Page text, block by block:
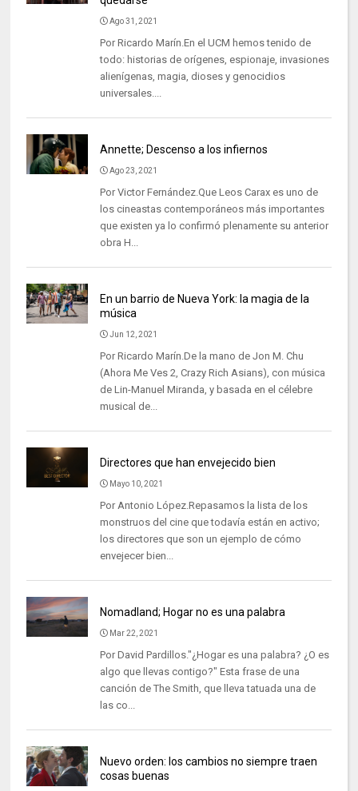
Ago 31, 2021
Por Ricardo Marín.En el UCM hemos tenido de
todo: historias de orígenes, espionaje, invasiones
alienígenas, magia, dioses y genocidios
universales....
Annette; Descenso a los infiernos
Ago 23, 2021
Por Victor Fernández.Que Leos Carax es uno de
los cineastas contemporáneos más importantes
que existen ya lo confirmó plenamente su anterior
obra H...
En un barrio de Nueva York: la magia de la
música
Jun 12, 2021
Por Ricardo Marín.De la mano de Jon M. Chu
(Ahora Me Ves 2, Crazy Rich Asians), con música
de Lin-Manuel Miranda, y basada en el célebre
musical de...
Directores que han envejecido bien
Mayo 10, 2021
Por Antonio López.Repasamos la lista de los
monstruos del cine que todavía están en activo;
los directores que son un ejemplo de cómo
envejecer bien...
Nomadland; Hogar no es una palabra
Mar 22, 2021
Por David Pardillos."¿Hogar es una palabra? ¿O es
algo que llevas contigo?" Esta frase de una
canción de The Smith, que lleva tatuada una de
las co...
Nuevo orden: los cambios no siempre traen
cosas buenas